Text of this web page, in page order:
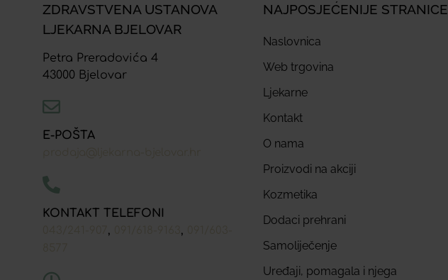
ZDRAVSTVENA USTANOVA
LJEKARNA BJELOVAR
Petra Preradovića 4
43000 Bjelovar
E-POŠTA
KONTAKT TELEFONI
, ,
NAJPOSJEĆENIJE STRANICE
Naslovnica
Web trgovina
Ljekarne
Kontakt
O nama
Proizvodi na akciji
Kozmetika
Dodaci prehrani
Samoliječenje
Uređaji, pomagala i njega